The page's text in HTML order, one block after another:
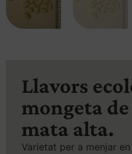
Llavors
mongeta
mata alta.
Varietat per a menjar